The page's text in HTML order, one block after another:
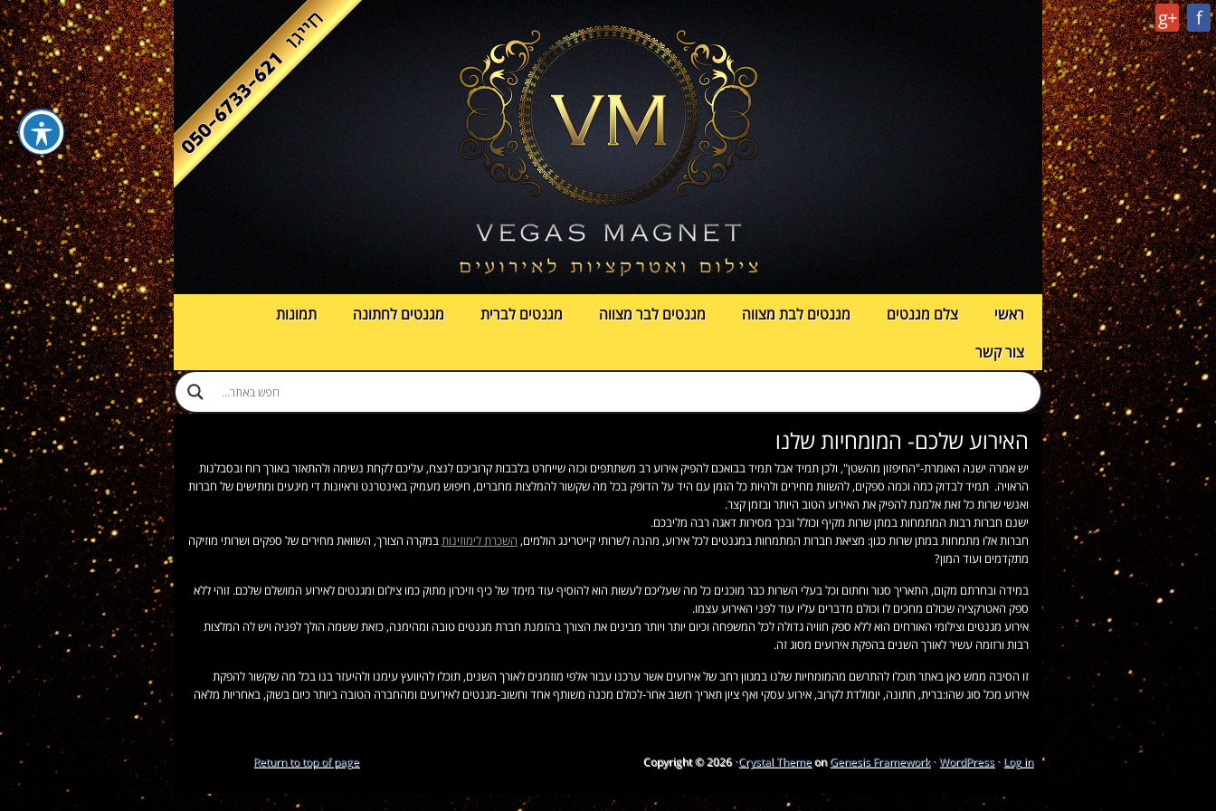
g+ f
ראשי צלם מגנטים מגנטים לבת מצווה מגנטים לבר מצווה מגנטים לברית מגנטים לחתונה
תמונות
צור קשר
האירוע שלכם- המומחיות שלנו
יש אמרה ישנה האומרת-"החיפזון מהשטן", ולכן תמיד אבל תמיד בבואכם להפיק אירוע רב משתתפים וכזה שייחרט בלבבות קרוביכם לנצח, עליכם לקחת נשימה ולהתאזר באורך רוח ובסבלנות
הראויה. תמיד לבדוק כמה וכמה ספקים, להשוות מחירים ולהיות כל הזמן עם היד על הדופק בכל מה שקשור להמלצות מחברים, חיפוש מעמיק באינטרנט וראיונות די מיגעים ומתישים של חברות
ואנשי שרות כל זאת אלמנת להפיק את האירוע הטוב היותר ובזמן קצר.
ישנם חברות רבות המתמחות במתן שרות מקיף וכולל ובכך מסירות דאגה רבה מליבכם.
חברות אלו מתמחות במתן שרות כגון: מציאת חברות המתמחות במגנטים לכל אירוע, מהנה לשרותי קייטרינג הולמים, השכרת לימוזינותבמקרה הצורך, השוואת מחירים של ספקים ושרותי מוזיקה
מתקדמים ועוד המון?
במידה ובחרתם מקום, התאריך סגור וחתום וכל בעלי השרות כבר מוכנים כל מה שעליכם לעשות הוא להוסיף עוד מימד של כיף וזיכרון מתוק כמו צילום ומגנטים לאירוע המושלם שלכם. זוהי ללא
ספק האטרקציה שכולם מחכים לו וכולם מדברים עליו עוד לפני האירוע עצמו.
אירוע מגנטים וצילומי האורחים הוא ללא ספק חוויה גדולה לכל המשפחה וכיום יותר ויותר מבינים את הצורך בהזמנת חברת מגנטים טובה ומהימנה, כזאת ששמה הולך לפניה ויש לה המלצות
רבות ורזומה עשיר לאורך השנים בהפקת אירועים מסוג זה.
זו הסיבה ממש כאן באתר תוכלו להתרשם מהמומחיות שלנו במגוון רחב של אירועים אשר ערכנו עבור אלפי מוזמנים לאורך השנים, תוכלו להיוועץ עימנו ולהיעזר בנו בכל מה שקשור להפקת
אירוע מכל סוג שהו:ברית, חתונה, יומולדת לקרוב, אירוע עסקי ואף ציון תאריך חשוב אחר-לכולם מכנה משותף אחד וחשוב-מגנטים לאירועים ומהחברה הטובה ביותר כיום בשוק, באחריות מלאה
Return to top of page Copyright © 2026 ·Crystal ThemeonGenesis Framework·WordPress· Log in